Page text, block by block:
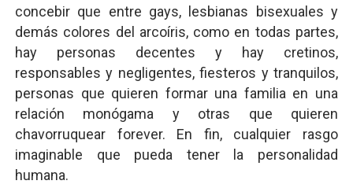
concebir que entre gays, lesbianas bisexuales y
demás colores del arcoíris, como en todas partes,
hay personas decentes y hay cretinos,
responsables y negligentes, fiesteros y tranquilos,
personas que quieren formar una familia en una
relación monógama y otras que quieren
chavorruquear forever. En fin, cualquier rasgo
imaginable que pueda tener la personalidad
humana.